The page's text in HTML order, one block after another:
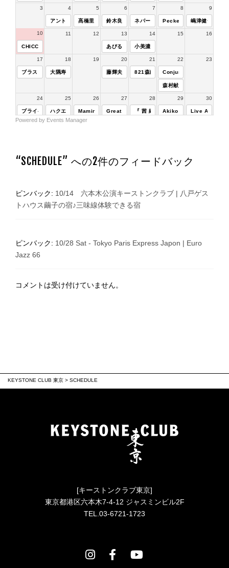
3 4 5 6 7 8 9
アントニオバンド スペシャルライブ at KEYSTONECLUB東京
髙橋里実カルテット鈴木良雄トリオ CHIN TRIO
ネパール料理の夕べPecker Birthday Happy
嶋津健一トリオ
10 11 12 13 14 15 16
CHICCO'S SPECIAL SESSION あびる竜太 RAPD +One Live
小美濃悠太カルテット
17 18 19 20 21 22 23
ブラス・ブラジル！大隅寿男カルテット+guest 鶴田さやか藤輝夫Quartet / featuring岸田恵士
821森綾バースデーライブ『radio
Conjunto Sobrio
森村献スペシャル
24 25 26 27 28 29 30
プライベートライブ!ハクエイ・キム／中村恵介 DUO
Mamino、玉置浩二を歌う
Great Generation Session Band
『 茜 純子 with 関根敏行カルテット
Akiko & Fumiko
Live At
Powered by Events Manager
“SCHEDULE” への2件のフィードバック
ピンバック: 10/14 六本木公演キーストンクラブ | 八戸ゲス
トハウス繭子の宿♪三味線体験できる宿
ピンバック: 10/28 Sat - Tokyo Paris Express Japon | Euro
Jazz 66
コメントは受け付けていません。
KEYSTONE CLUB 東京 > SCHEDULE
[キーストンクラブ東京]
東京都港区六本木7-4-12 ジャスミンビル2F
TEL.03-6721-1723